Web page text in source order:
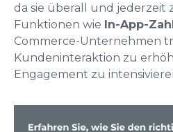
da sie überall und jederzeit
Funktionen wie In-App-
Commerce-Unternehmen
Kundeninteraktion zu
Engagement zu